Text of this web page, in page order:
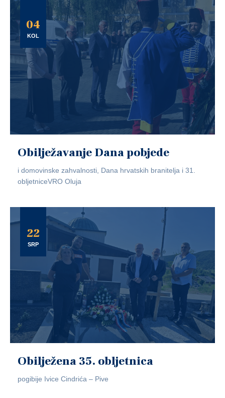
04
KOL
Obilježavanje Dana pobjede
i domovinske zahvalnosti, Dana hrvatskih branitelja i 31.
obljetniceVRO Oluja
22
SRP
Obilježena 35. obljetnica
pogibije Ivice Cindrića – Pive